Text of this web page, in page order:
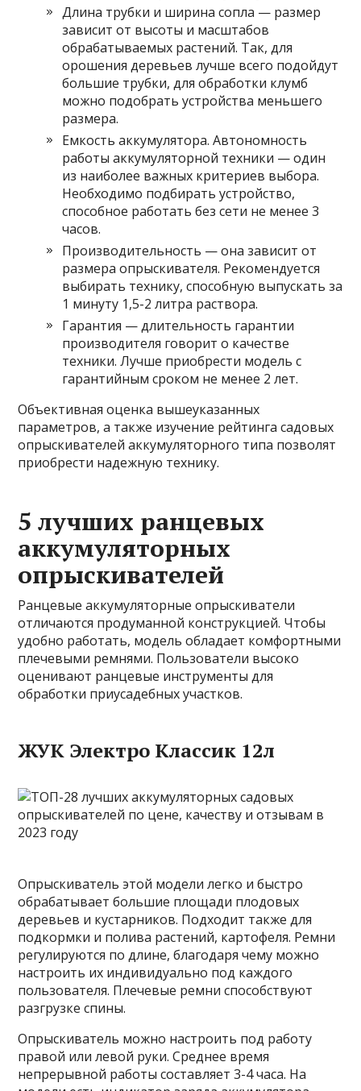
Длина трубки и ширина сопла — размер
зависит от высоты и масштабов
обрабатываемых растений. Так, для
орошения деревьев лучше всего подойдут
большие трубки, для обработки клумб
можно подобрать устройства меньшего
размера.
Емкость аккумулятора. Автономность
работы аккумуляторной техники — один
из наиболее важных критериев выбора.
Необходимо подбирать устройство,
способное работать без сети не менее 3
часов.
Производительность — она зависит от
размера опрыскивателя. Рекомендуется
выбирать технику, способную выпускать за
1 минуту 1,5-2 литра раствора.
Гарантия — длительность гарантии
производителя говорит о качестве
техники. Лучше приобрести модель с
гарантийным сроком не менее 2 лет.
Объективная оценка вышеуказанных
параметров, а также изучение рейтинга садовых
опрыскивателей аккумуляторного типа позволят
приобрести надежную технику.
5 лучших ранцевых
аккумуляторных
опрыскивателей
Ранцевые аккумуляторные опрыскиватели
отличаются продуманной конструкцией. Чтобы
удобно работать, модель обладает комфортными
плечевыми ремнями. Пользователи высоко
оценивают ранцевые инструменты для
обработки приусадебных участков.
ЖУК Электро Классик 12л
Опрыскиватель этой модели легко и быстро
обрабатывает большие площади плодовых
деревьев и кустарников. Подходит также для
подкормки и полива растений, картофеля. Ремни
регулируются по длине, благодаря чему можно
настроить их индивидуально под каждого
пользователя. Плечевые ремни способствуют
разгрузке спины.
Опрыскиватель можно настроить под работу
правой или левой руки. Среднее время
непрерывной работы составляет 3-4 часа. На